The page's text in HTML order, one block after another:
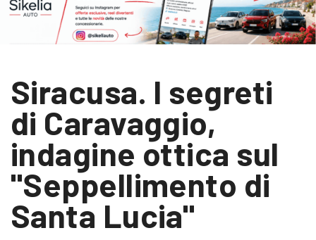
Siracusa. I segreti
di Caravaggio,
indagine ottica sul
"Seppellimento di
Santa Lucia"